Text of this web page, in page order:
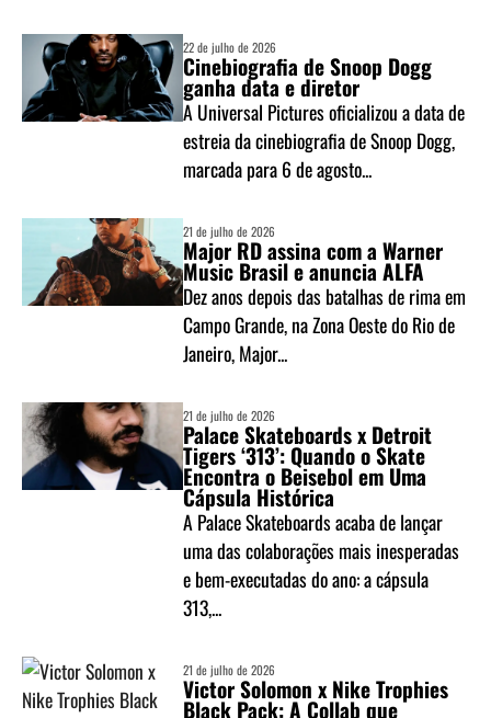
22 de julho de 2026
Cinebiografia de Snoop Dogg
ganha data e diretor
A Universal Pictures oficializou a data de
estreia da cinebiografia de Snoop Dogg,
marcada para 6 de agosto...
21 de julho de 2026
Major RD assina com a Warner
Music Brasil e anuncia ALFA
Dez anos depois das batalhas de rima em
Campo Grande, na Zona Oeste do Rio de
Janeiro, Major...
21 de julho de 2026
Palace Skateboards x Detroit
Tigers ‘313’: Quando o Skate
Encontra o Beisebol em Uma
Cápsula Histórica
A Palace Skateboards acaba de lançar
uma das colaborações mais inesperadas
e bem-executadas do ano: a cápsula
313,...
21 de julho de 2026
Victor Solomon x Nike Trophies
Black Pack: A Collab que